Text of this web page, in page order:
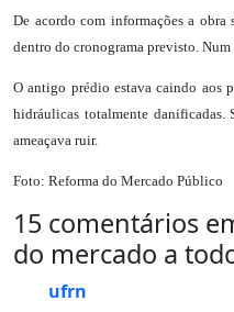
De acordo com informações a obra
dentro do cronograma previsto. Num
O antigo prédio estava caindo aos
hidráulicas totalmente danificadas.
ameaçava ruir.
Foto: Reforma do Mercado Público
15 comentários
do mercado a
ufrn